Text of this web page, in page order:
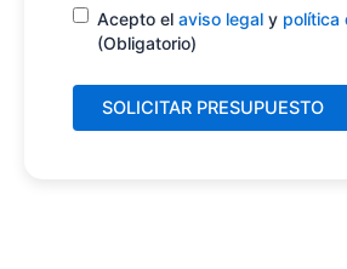
Consentimiento(Obligatorio)
Acepto el aviso legal y política
(Obligatorio)